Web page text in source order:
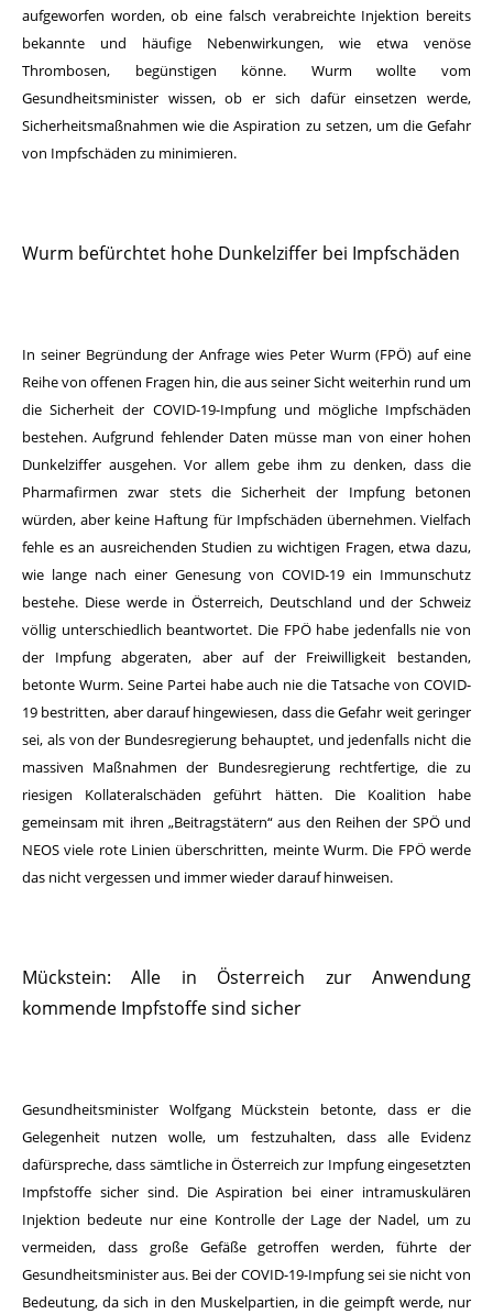
aufgeworfen worden, ob eine falsch verabreichte Injektion bereits
bekannte und häufige Nebenwirkungen, wie etwa venöse
Thrombosen, begünstigen könne. Wurm wollte vom
Gesundheitsminister wissen, ob er sich dafür einsetzen werde,
Sicherheitsmaßnahmen wie die Aspiration zu setzen, um die Gefahr
von Impfschäden zu minimieren.
Wurm befürchtet hohe Dunkelziffer bei Impfschäden
In seiner Begründung der Anfrage wies Peter Wurm (FPÖ) auf eine
Reihe von offenen Fragen hin, die aus seiner Sicht weiterhin rund um
die Sicherheit der COVID-19-Impfung und mögliche Impfschäden
bestehen. Aufgrund fehlender Daten müsse man von einer hohen
Dunkelziffer ausgehen. Vor allem gebe ihm zu denken, dass die
Pharmafirmen zwar stets die Sicherheit der Impfung betonen
würden, aber keine Haftung für Impfschäden übernehmen. Vielfach
fehle es an ausreichenden Studien zu wichtigen Fragen, etwa dazu,
wie lange nach einer Genesung von COVID-19 ein Immunschutz
bestehe. Diese werde in Österreich, Deutschland und der Schweiz
völlig unterschiedlich beantwortet. Die FPÖ habe jedenfalls nie von
der Impfung abgeraten, aber auf der Freiwilligkeit bestanden,
betonte Wurm. Seine Partei habe auch nie die Tatsache von COVID-
19 bestritten, aber darauf hingewiesen, dass die Gefahr weit geringer
sei, als von der Bundesregierung behauptet, und jedenfalls nicht die
massiven Maßnahmen der Bundesregierung rechtfertige, die zu
riesigen Kollateralschäden geführt hätten. Die Koalition habe
gemeinsam mit ihren „Beitragstätern“ aus den Reihen der SPÖ und
NEOS viele rote Linien überschritten, meinte Wurm. Die FPÖ werde
das nicht vergessen und immer wieder darauf hinweisen.
Mückstein: Alle in Österreich zur Anwendung
kommende Impfstoffe sind sicher
Gesundheitsminister Wolfgang Mückstein betonte, dass er die
Gelegenheit nutzen wolle, um festzuhalten, dass alle Evidenz
dafürspreche, dass sämtliche in Österreich zur Impfung eingesetzten
Impfstoffe sicher sind. Die Aspiration bei einer intramuskulären
Injektion bedeute nur eine Kontrolle der Lage der Nadel, um zu
vermeiden, dass große Gefäße getroffen werden, führte der
Gesundheitsminister aus. Bei der COVID-19-Impfung sei sie nicht von
Bedeutung, da sich in den Muskelpartien, in die geimpft werde, nur